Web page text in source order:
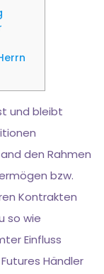
und bleibt
den Rahmen
bzw.
Kontrakten
so wie
Einfluss
Händler